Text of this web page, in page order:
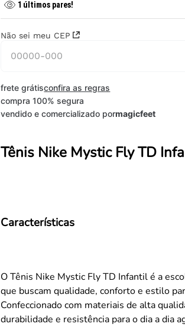
1 últimos pares!
Não sei meu CEP
frete grátisconfira as regras
compra 100% segura
vendido e comercializado pormagicfeet
Tênis Nike Mystic Fly TD
Características
O Tênis Nike Mystic Fly TD Infantil é a
que buscam qualidade, conforto e estilo
Confeccionado com materiais de alta
durabilidade e resistência para o dia a dia